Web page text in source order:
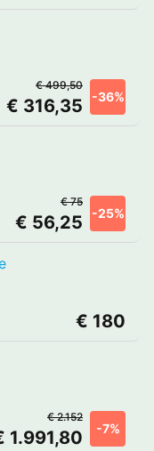
€ 316,35 -36%
€ 499,50
€ 56,25 -25%
€ 75
€ 180
1.991,80 -7%
€ 2.152